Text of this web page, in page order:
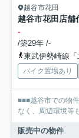
越谷市花田
越谷市花田店舗
-
/築29年 /-
東武伊勢崎線
バイク置場あり
■■■越谷市での物
なく、周辺環境等
販売中の物件